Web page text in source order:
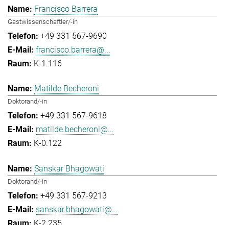
Francisco Barrera
Gastwissenschaftler/-in
+49 331 567-9690
francisco.barrera@...
K-1.116
Matilde Becheroni
Doktorand/-in
+49 331 567-9618
matilde.becheroni@...
K-0.122
Sanskar Bhagowati
Doktorand/-in
+49 331 567-9213
sanskar.bhagowati@...